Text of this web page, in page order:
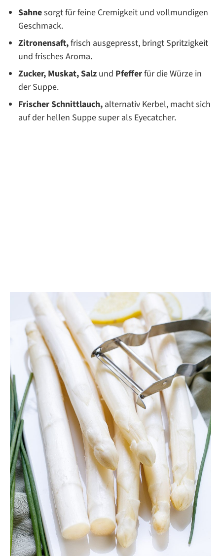
Sahnesorgt für feine Cremigkeit und vollmundigen
Geschmack.
Zitronensaft,frisch ausgepresst, bringt Spritzigkeit
und frisches Aroma.
Zucker, Muskat, Salz und Pfefferfür die Würze in
der Suppe.
Frischer Schnittlauch, alternativ Kerbel, macht sich
auf der hellen Suppe super als Eyecatcher.